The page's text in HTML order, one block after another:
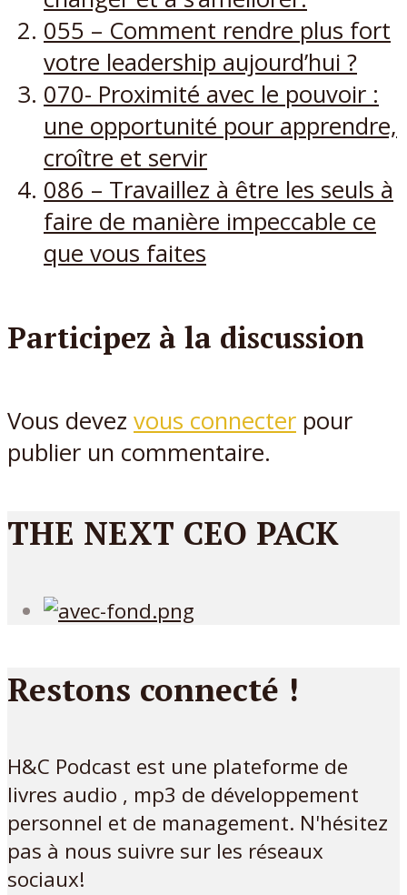
055 – Comment rendre plus fort
votre leadership aujourd’hui ?
070- Proximité avec le pouvoir :
une opportunité pour apprendre,
croître et servir
086 – Travaillez à être les seuls à
faire de manière impeccable ce
que vous faites
Participez à la discussion
Vous devez vous connecter pour
publier un commentaire.
THE NEXT CEO PACK
Restons connecté !
H&C Podcast est une plateforme de
livres audio , mp3 de développement
personnel et de management. N'hésitez
pas à nous suivre sur les réseaux
sociaux!